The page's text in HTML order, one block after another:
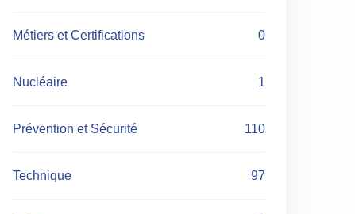
Métiers et Certifications 0
Nucléaire 1
Prévention et Sécurité 110
Technique 97